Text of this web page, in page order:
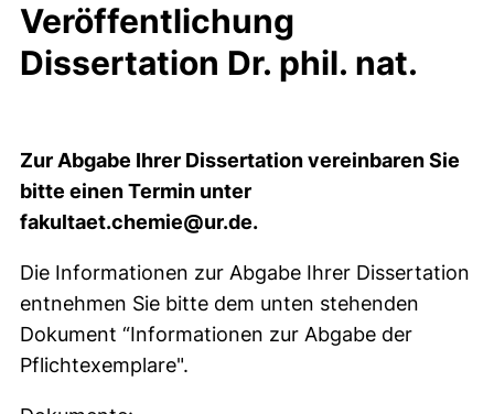
Veröffentlichung
Dissertation Dr. phil. nat.
Zur Abgabe Ihrer Dissertation vereinbaren Sie
bitte einen Termin unter
fakultaet.chemie@ur.de.
Die Informationen zur Abgabe Ihrer Dissertation
entnehmen Sie bitte dem unten stehenden
Dokument “Informationen zur Abgabe der
Pflichtexemplare".